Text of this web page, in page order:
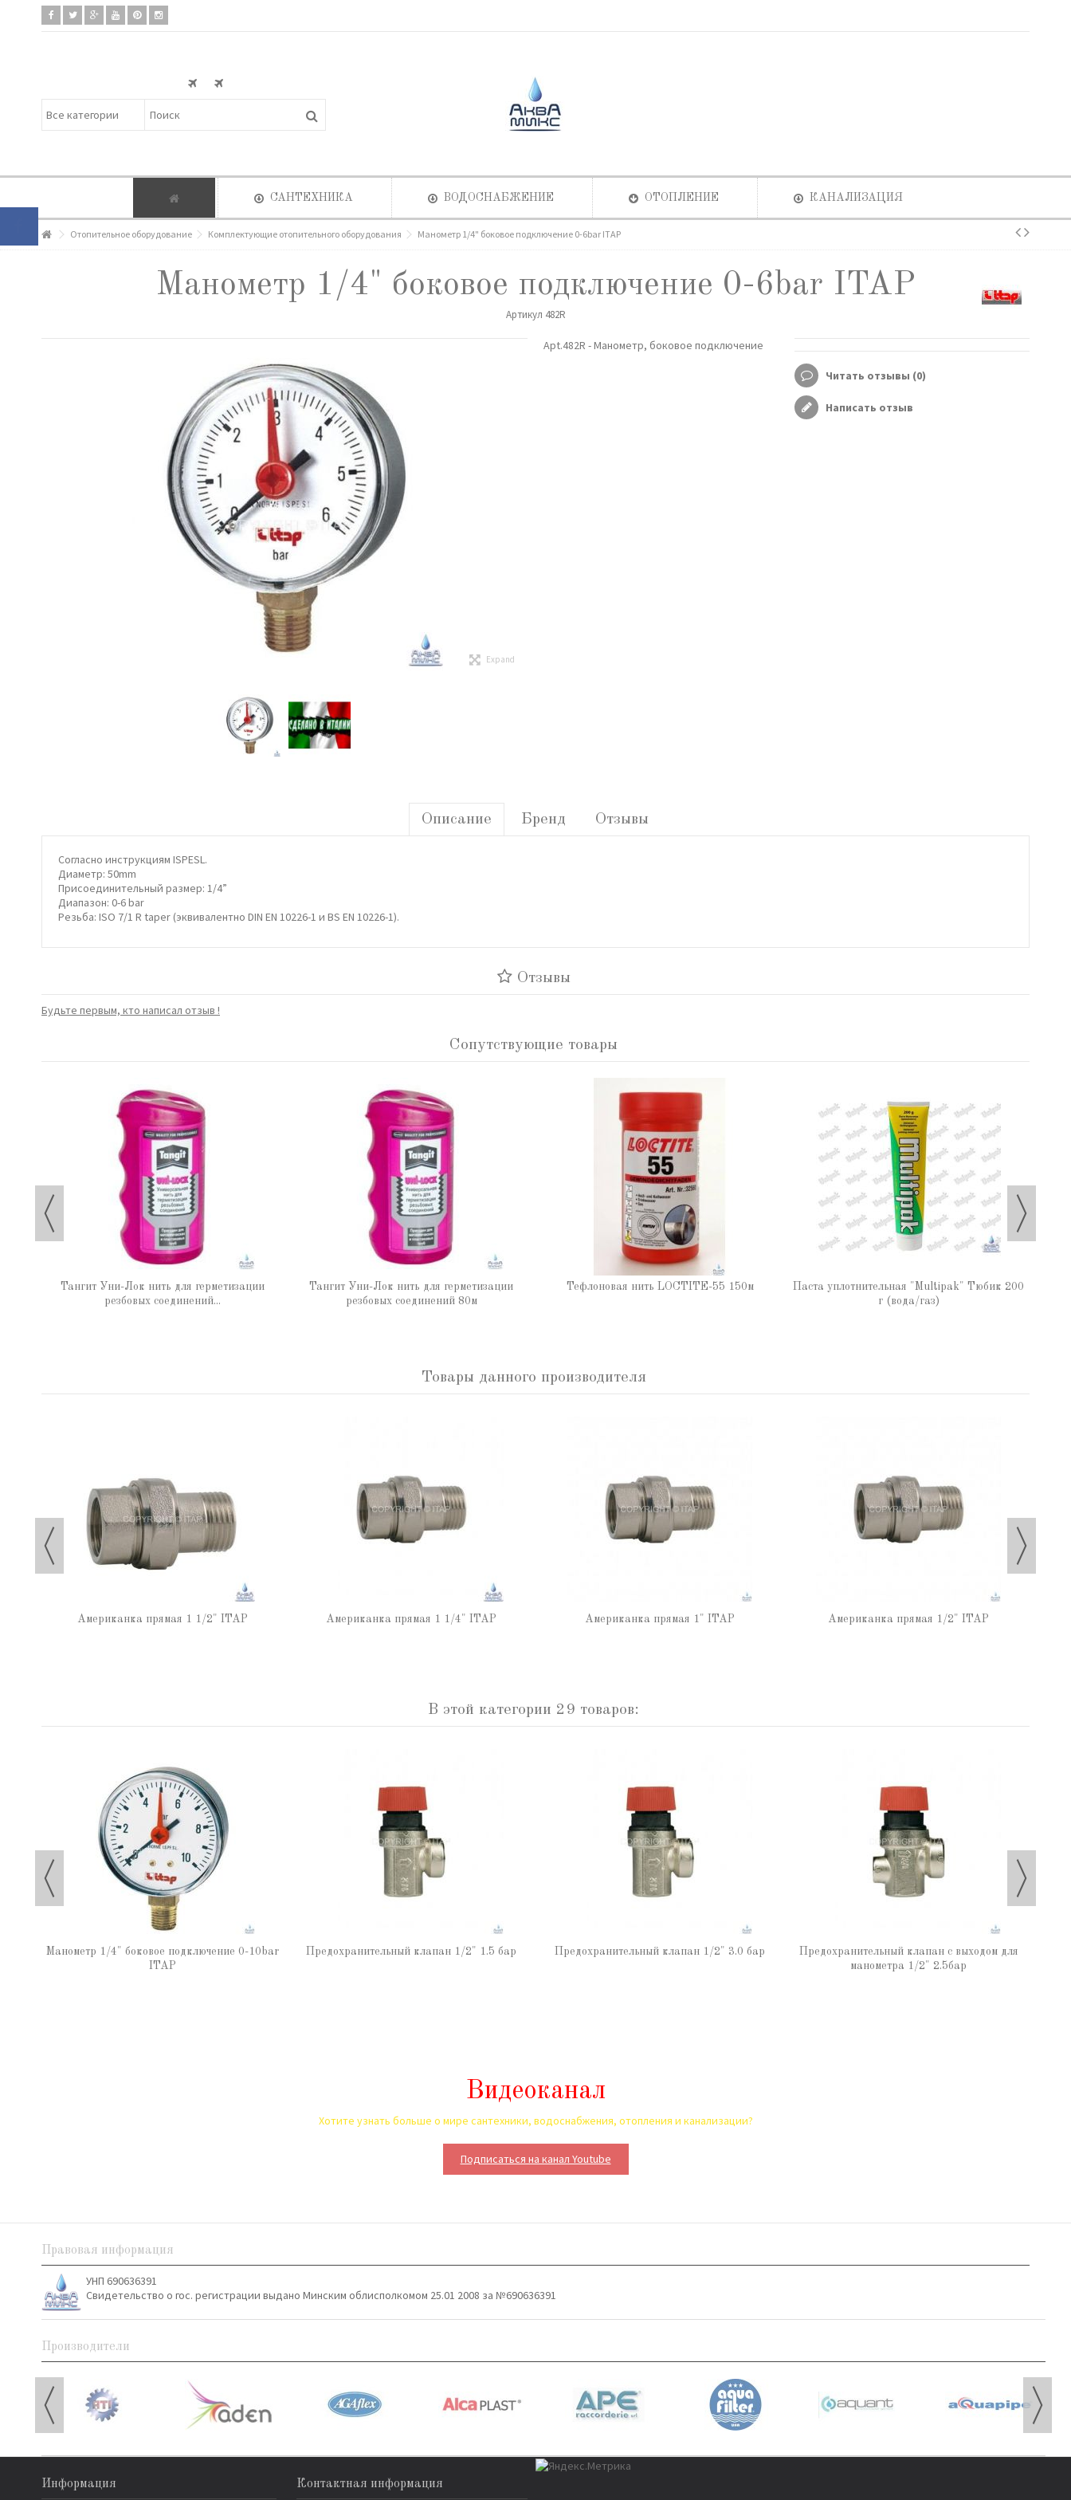
САНТЕХНИКА ВОДОСНАБЖЕНИЕ ОТОПЛЕНИЕ КАНАЛИЗАЦИЯ
Отопительное оборудование Комплектующие отопительного оборудования Манометр 1/4" боковое подключение 0-6bar ITAP
Манометр 1/4" боковое подключение 0-6bar ITAP
Артикул 482R
Expand
Apt.482R - Манометр, боковое подключение
Читать отзывы (0)
Написать отзыв
Описание Бренд Отзывы
Согласно инструкциям ISPESL.
Диаметр: 50mm
Присоединительный размер: 1/4”
Диапазон: 0-6 bar
Резьба: ISO 7/1 R taper (эквивалентно DIN EN 10226-1 и BS EN 10226-1).
Отзывы
Будьте первым, кто написал отзыв !
Сопутствующие товары
Тангит Уни-Лок нить для герметизации
резбовых соединений...
Тангит Уни-Лок нить для герметизации
резбовых соединений 80м
Тефлоновая нить LOCTITE-55 150м
Паста уплотнительная "Multipak" Тюбик 200
г (вода/газ)
Товары данного производителя
Американка прямая 1 1/2" ITAP Американка прямая 1 1/4" ITAP Американка прямая 1" ITAP Американка прямая 1/2" ITAP
В этой категории 29 товаров:
Манометр 1/4" боковое подключение 0-10bar
ITAP
Предохранительный клапан 1/2" 1.5 бар Предохранительный клапан 1/2" 3.0 бар
Предохранительный клапан с выходом для
манометра 1/2" 2.5бар
Видеоканал
Хотите узнать больше о мире сантехники, водоснабжения, отопления и канализации?
Подписаться на канал Youtube
Правовая информация
УНП 690636391
Свидетельство о гос. регистрации выдано Минским облисполкомом 25.01 2008 за №690636391
Производители
Информация Контактная информация